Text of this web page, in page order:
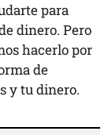
para
dinero. Pero
hacerlo por
de
y tu dinero.